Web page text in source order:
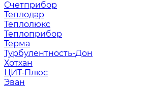
Счетприбор
Теплодар
Теплолюкс
Теплоприбор
Терма
Турбулентность-Дон
Хотхан
ЦИТ-Плюс
Эван